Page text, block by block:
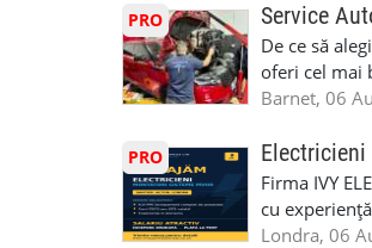
oficială, noi
complicații.
noi
6RR 🚀
te astăzi.
PRO Service
De ce să
oferi cel mai
alegerea
Auto.
repara in
garaj auto
Lucram cu
Barnet, 06
PRO Electricieni
Firma IVY
cu
obligatorii: 🔹
Londra, 06